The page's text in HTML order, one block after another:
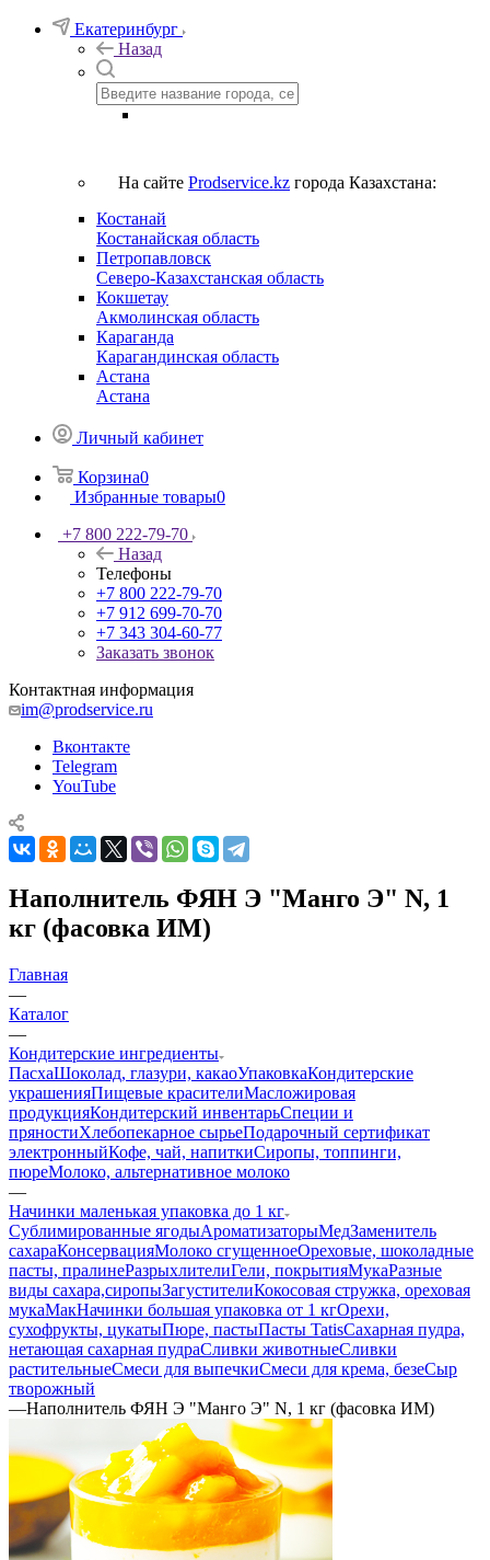
Екатеринбург
Назад
На сайте Prodservice.kz города Казахстана:
Костанай
Костанайская область
Петропавловск
Северо-Казахстанская область
Кокшетау
Акмолинская область
Караганда
Карагандинская область
Астана
Астана
Личный кабинет
Корзина0
Избранные товары0
+7 800 222-79-70
Назад
Телефоны
+7 800 222-79-70
+7 912 699-70-70
+7 343 304-60-77
Заказать звонок
Контактная информация
im@prodservice.ru
Вконтакте
Telegram
YouTube
Наполнитель ФЯН Э "Манго Э" N, 1
кг (фасовка ИМ)
Главная
—
Каталог
—
Кондитерские ингредиенты
ПасхаШоколад, глазури, какаоУпаковкаКондитерские
украшенияПищевые красителиМасложировая
продукцияКондитерский инвентарьСпеции и
пряностиХлебопекарное сырьеПодарочный сертификат
электронныйКофе, чай, напиткиСиропы, топпинги,
пюреМолоко, альтернативное молоко
—
Начинки маленькая упаковка до 1 кг
Сублимированные ягодыАроматизаторыМедЗаменитель
сахараКонсервацияМолоко сгущенноеОреховые, шоколадные
пасты, пралинеРазрыхлителиГели, покрытияМукаРазные
виды сахара,сиропыЗагустителиКокосовая стружка, ореховая
мукаМакНачинки большая упаковка от 1 кгОрехи,
сухофрукты, цукатыПюре, пастыПасты TatisСахарная пудра,
нетающая сахарная пудраСливки животныеСливки
растительныеСмеси для выпечкиСмеси для крема, безеСыр
творожный
—Наполнитель ФЯН Э "Манго Э" N, 1 кг (фасовка ИМ)